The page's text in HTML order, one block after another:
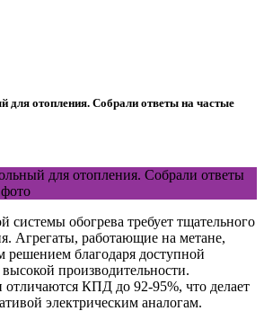
для отопления. Собрали ответы на частые
системы обогрева требует тщательного
Агрегаты, работающие на метане,
решением благодаря доступной
производительности.
КПД до 92-95%, что делает
электрическим аналогам.